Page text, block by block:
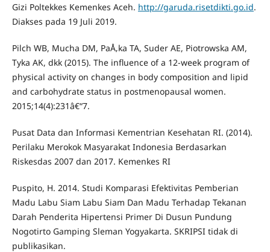
Gizi Poltekkes Kemenkes Aceh. http://garuda.risetdikti.go.id.
Diakses pada 19 Juli 2019.
Pilch WB, Mucha DM, PaÅ‚ka TA, Suder AE, Piotrowska AM,
Tyka AK, dkk (2015). The influence of a 12-week program of
physical activity on changes in body composition and lipid
and carbohydrate status in postmenopausal women.
2015;14(4):231â€“7.
Pusat Data dan Informasi Kementrian Kesehatan RI. (2014).
Perilaku Merokok Masyarakat Indonesia Berdasarkan
Riskesdas 2007 dan 2017. Kemenkes RI
Puspito, H. 2014. Studi Komparasi Efektivitas Pemberian
Madu Labu Siam Labu Siam Dan Madu Terhadap Tekanan
Darah Penderita Hipertensi Primer Di Dusun Pundung
Nogotirto Gamping Sleman Yogyakarta. SKRIPSI tidak di
publikasikan.